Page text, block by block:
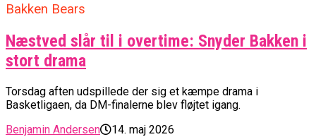
Bakken Bears
Næstved slår til i overtime: Snyder Bakken i
stort drama
Torsdag aften udspillede der sig et kæmpe drama i
Basketligaen, da DM-finalerne blev fløjtet igang.
Benjamin Andersen
14. maj 2026